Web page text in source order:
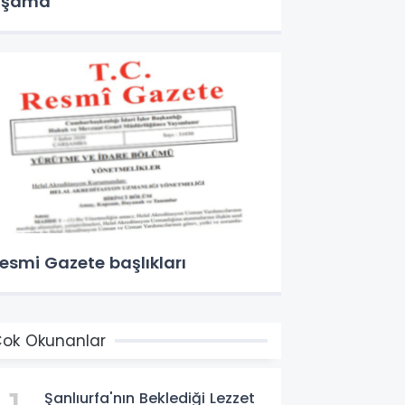
Gazete başlıkları
Okunanlar
Şanlıurfa'nın Beklediği Lezzet